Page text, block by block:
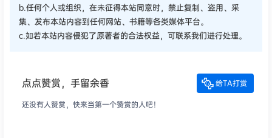
b.任何个人或组织，在未征得本站同意时，禁止复制、盗用、采
集、发布本站内容到任何网站、书籍等各类媒体平台。
c.如若本站内容侵犯了原著者的合法权益，可联系我们进行处理。
点点赞赏，手留余香 给TA打赏
还没有人赞赏，快来当第一个赞赏的人吧！